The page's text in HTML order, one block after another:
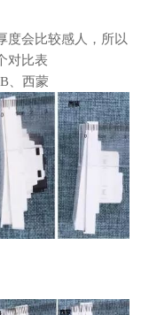
度会比较感人，所以
对比表
、西蒙